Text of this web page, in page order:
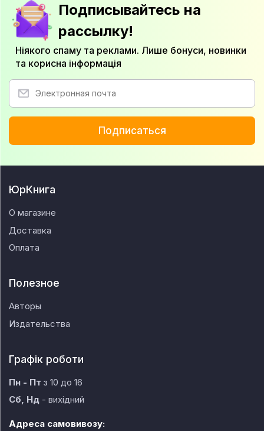
Подписывайтесь на
рассылку!
Ніякого спаму та реклами. Лише бонуси, новинки
та корисна інформація
Подписаться
ЮрКнига
О магазине
Доставка
Оплата
Полезное
Авторы
Издательства
Графік роботи
Пн - Пт з 10 до 16
Сб, Нд - вихідний
Адреса самовивозу: